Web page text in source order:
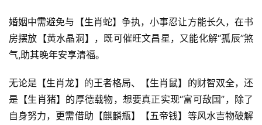
婚姻中需避免与【生肖蛇】争执，小事忍让方能长久，在书
房摆放【黄水晶洞】，既可催旺文昌星，又能化解“孤辰”煞
气,助其晚年安享清福。
无论是【生肖龙】的王者格局、【生肖鼠】的财智双全，还
是【生肖猪】的厚德载物，想要真正实现“富可敌国”，除了
自身努力，更需借助【麒麟瓶】【五帝钱】等风水吉物破解